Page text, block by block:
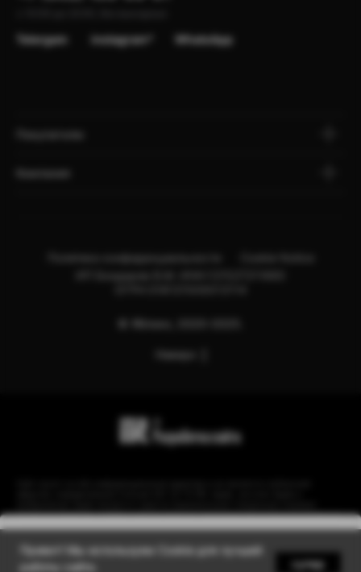
Уведомить
WhatsApp
Telergam instagram*
компании Apple Inc. в США и других странах. Instagram принадлежит компании
Meta, признанной экстремистской организацией и запрещенной в РФ.
Привет! Мы используем Cookie для лучшей
работы сайта.
супер